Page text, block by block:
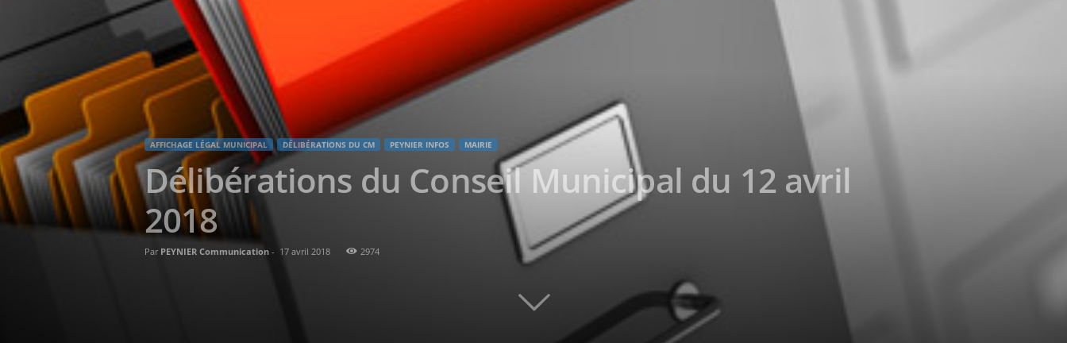
AFFICHAGE LÉGAL MUNICIPAL DÉLIBÉRATIONS DU CM PEYNIER INFOS MAIRIE
Délibérations du Conseil Municipal du 12 avril
2018
Par PEYNIER Communication- 17 avril 2018 2974